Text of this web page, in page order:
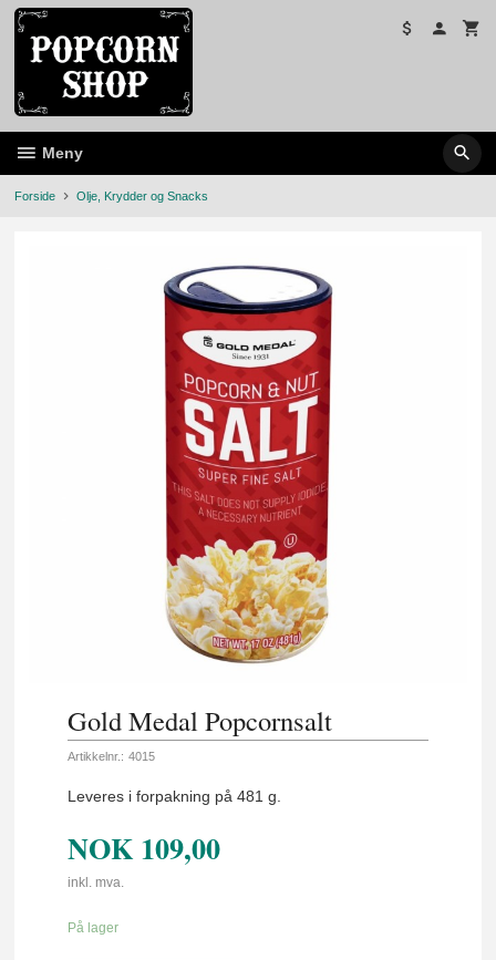
Gå
innholdet
Meny
Forside Olje, Krydder og Snacks
Gold Medal Popcornsalt
Artikkelnr.: 4015
Leveres i forpakning på 481 g.
NOK 109,00
inkl. mva.
På lager